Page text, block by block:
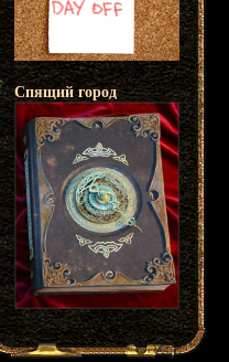
Спящий город